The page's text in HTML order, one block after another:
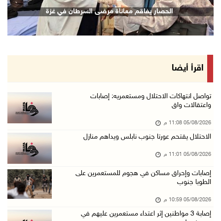
الرئيس يقلد قامات وطنية ومؤسسين في "اتحاد الك ...
05/آب/2026 08:47 م
قوات الاحتلال تنصب حاجزا عسكريا شرق بيت لحم
الرئيس يقلد عائلة القائد الوطني الراحل أحمد ع ...
باسم الرئيس: وزير الداخلية يمنح العميد جيسون ...
الاحتلال يقتحم كفر مالك ودير جرير ومستعمرون ي ...
"التربية" تخرج الفوج الأول من مدربي المعلمين ...
05/آب/2026 06:44 م
الحصار يفاقم معاناة مرضى السرطان في غزة
اقرأ أيضا
تواصل انتهاكات الاحتلال ومستعمريه: إصابات
واعتقالات واق
05/08/2026 11:08 م
الاحتلال يقتحم عورتا جنوب نابلس ويداهم منازل
05/08/2026 11:01 م
إصابات وإحراق مساكن في هجوم للمستعمرين على
الطوبا جنوب
05/08/2026 10:59 م
إصابة 3 مواطنين إثر اعتداء مستعمرين عليهم في